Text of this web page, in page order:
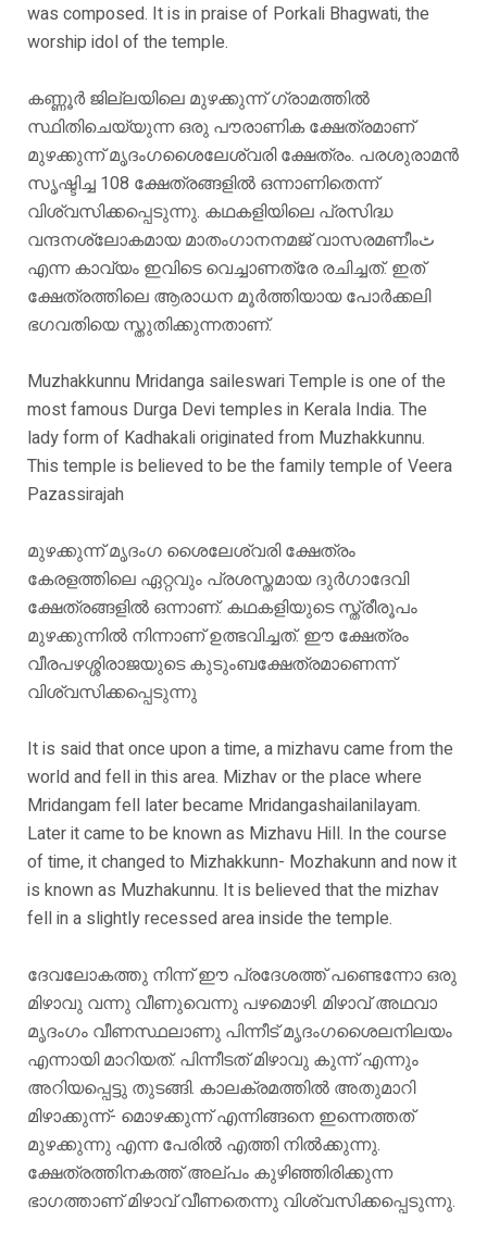
was composed. It is in praise of Porkali Bhagwati, the
worship idol of the temple.
കണ്ണൂര്‍ ജില്ലയിലെ മുഴക്കുന്ന് ഗ്രാമത്തില്‍
സ്ഥിതിചെയ്യുന്ന ഒരു പൗരാണിക ക്ഷേത്രമാണ്
മുഴക്കുന്ന് മൃദംഗശൈലേശ്വരി ക്ഷേത്രം. പരശുരാമന്‍
സൃഷ്ടിച്ച 108 ക്ഷേത്രങ്ങളില്‍ ഒന്നാണിതെന്ന്
വിശ്വസിക്കപ്പെടുന്നു. കഥകളിയിലെ പ്രസിദ്ധ
വന്ദനശ്ലോകമായ മാതംഗാനനമജ് വാസരമണീംٹ
എന്ന കാവ്യം ഇവിടെ വെച്ചാണത്രേ രചിച്ചത്. ഇത്
ക്ഷേത്രത്തിലെ ആരാധന മൂര്‍ത്തിയായ പോര്‍ക്കലി
ഭഗവതിയെ സ്തുതിക്കുന്നതാണ്.
Muzhakkunnu Mridanga saileswari Temple is one of the
most famous Durga Devi temples in Kerala India. The
lady form of Kadhakali originated from Muzhakkunnu.
This temple is believed to be the family temple of Veera
Pazassirajah
മുഴക്കുന്ന് മൃദംഗ ശൈലേശ്വരി ക്ഷേത്രം
കേരളത്തിലെ ഏറ്റവും പ്രശസ്തമായ ദുർഗാദേവി
ക്ഷേത്രങ്ങളിൽ ഒന്നാണ്. കഥകളിയുടെ സ്ത്രീരൂപം
മുഴക്കുന്നിൽ നിന്നാണ് ഉത്ഭവിച്ചത്. ഈ ക്ഷേത്രം
വീരപഴശ്ശിരാജയുടെ കുടുംബക്ഷേത്രമാണെന്ന്
വിശ്വസിക്കപ്പെടുന്നു
It is said that once upon a time, a mizhavu came from the
world and fell in this area. Mizhav or the place where
Mridangam fell later became Mridangashailanilayam.
Later it came to be known as Mizhavu Hill. In the course
of time, it changed to Mizhakkunn- Mozhakunn and now it
is known as Muzhakunnu. It is believed that the mizhav
fell in a slightly recessed area inside the temple.
ദേവലോകത്തു നിന്ന് ഈ പ്രദേശത്ത് പണ്ടെന്നോ ഒരു
മിഴാവു വന്നു വീണുവെന്നു പഴമൊഴി. മിഴാവ് അഥവാ
മൃദംഗം വീണസ്ഥലാണു പിന്നീട് മൃദംഗശൈലനിലയം
എന്നായി മാറിയത്. പിന്നീടത് മിഴാവു കുന്ന് എന്നും
അറിയപ്പെട്ടു തുടങ്ങി. കാലക്രമത്തില്‍ അതുമാറി
മിഴാക്കുന്ന്- മൊഴക്കുന്ന് എന്നിങ്ങനെ ഇന്നെത്തത്
മുഴക്കുന്നു എന്ന പേരില്‍ എത്തി നില്‍ക്കുന്നു.
ക്ഷേത്രത്തിനകത്ത് അല്പം കുഴിഞ്ഞിരിക്കുന്ന
ഭാഗത്താണ് മിഴാവ് വീണതെന്നു വിശ്വസിക്കപ്പെടുന്നു.